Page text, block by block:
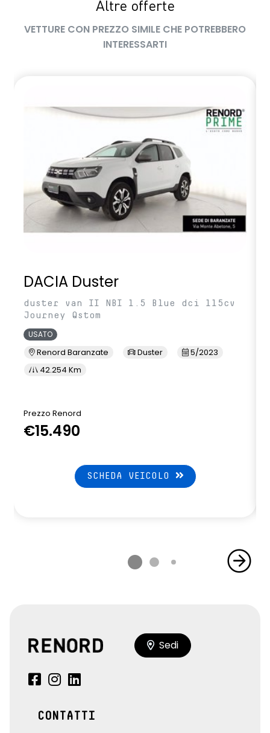
Altre offerte
VETTURE CON PREZZO SIMILE CHE POTREBBERO
INTERESSARTI
DACIA Duster
duster van II NBI 1.5 Blue dci 115cv
Journey Qstom
USATO
Renord Baranzate Duster
5/2023
42.254 Km
Prezzo Renord
€15.490
SCHEDA VEICOLO
Sedi
CONTATTI